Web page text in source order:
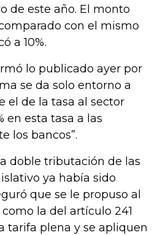
de este año. El monto
con el mismo
a 10%.
lo publicado ayer por
se da solo entorno a
el de la tasa al sector
en esta tasa a las
los bancos”.
doble tributación de las
ya había sido
que se le propuso al
la del artículo 241
tarifa plena y se apliquen